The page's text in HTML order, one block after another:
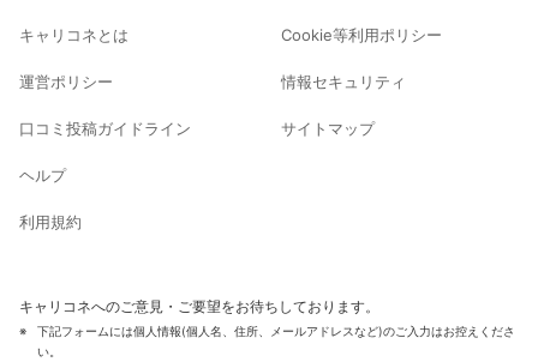
キャリコネとは
運営ポリシー
口コミ投稿ガイドライン
ヘルプ
利用規約
Cookie等利用ポリシー
情報セキュリティ
サイトマップ
キャリコネへのご意見・ご要望をお待ちしております。
下記フォームには個人情報(個人名、住所、メールアドレスなど)のご入力はお控えくださ
い。